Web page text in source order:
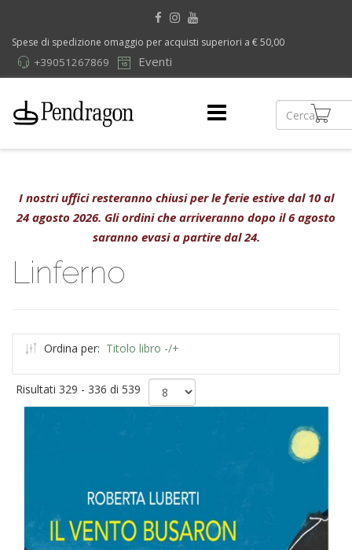
Spese di spedizione omaggio per acquisti superiori a € 50,00
Eventi
+39051267869
I nostri uffici resteranno chiusi per le ferie estive dal 10 al
24 agosto 2026. Gli ordini che arriveranno dopo il 6 agosto
saranno evasi a partire dal 24.
Linferno
Ordina per: Titolo libro -/+
Risultati 329 - 336 di 539